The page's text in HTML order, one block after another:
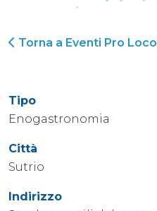
Torna a Eventi Pro Loco
Tipo
Enogastronomia
Città
Sutrio
Indirizzo